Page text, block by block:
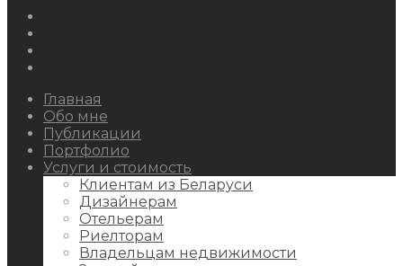
Главная
Обо мне
Публикации
Портфолио
Услуги и стоимость
Клиентам из Беларуси
Дизайнерам
Отельерам
Риелторам
Владельцам недвижимости